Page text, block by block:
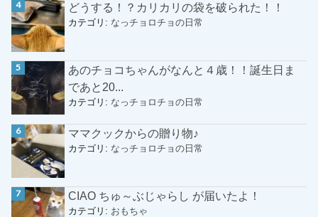
どうする！？カリカリの袋を破られた！！
カテゴリ: なっチョロチョの日常
あのチョコちゃんがなんと４歳！！誕生日ま
であと20...
カテゴリ: なっチョロチョの日常
ママクックからの贈り物♪
カテゴリ: なっチョロチョの日常
CIAO ちゅ～ぶじゃらし が届いたよ！
カテゴリ: おもちゃ